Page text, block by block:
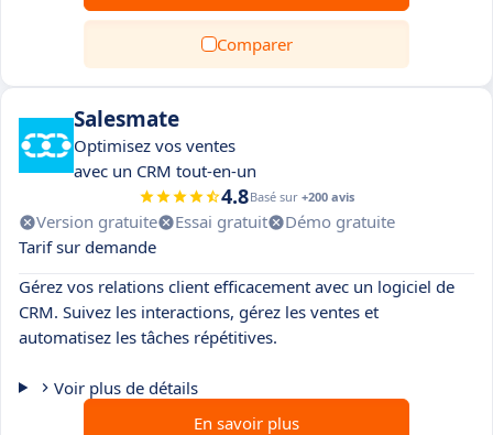
Comparer
Salesmate
Optimisez vos ventes
avec un CRM tout-en-un
4.8Basé sur +200 avis
Version gratuite Essai gratuit
Démo gratuite
Tarif sur demande
Gérez vos relations client efficacement avec un logiciel de
CRM. Suivez les interactions, gérez les ventes et
automatisez les tâches répétitives.
Voir plus de détails
En savoir plus